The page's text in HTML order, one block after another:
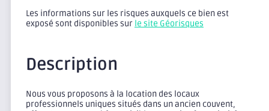
Les informations sur les risques auxquels ce bien est
exposé sont disponibles sur le site Géorisques
Description
Nous vous proposons à la location des locaux
professionnels uniques situés dans un ancien couvent,